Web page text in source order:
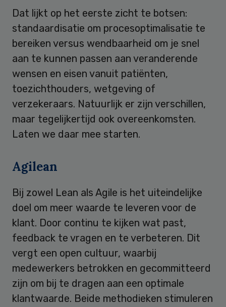
Dat lijkt op het eerste zicht te botsen:
standaardisatie om procesoptimalisatie te
bereiken versus wendbaarheid om je snel
aan te kunnen passen aan veranderende
wensen en eisen vanuit patiënten,
toezichthouders, wetgeving of
verzekeraars. Natuurlijk er zijn verschillen,
maar tegelijkertijd ook overeenkomsten.
Laten we daar mee starten.
Agilean
Bij zowel Lean als Agile is het uiteindelijke
doel om meer waarde te leveren voor de
klant. Door continu te kijken wat past,
feedback te vragen en te verbeteren. Dit
vergt een open cultuur, waarbij
medewerkers betrokken en gecommitteerd
zijn om bij te dragen aan een optimale
klantwaarde. Beide methodieken stimuleren